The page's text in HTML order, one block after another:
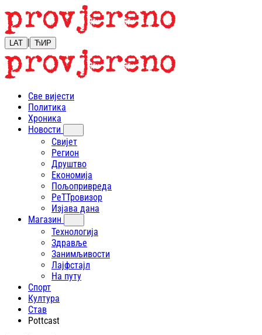
LAT | ЋИР
Све вијести
Политика
Хроника
Новости
Свијет
Регион
Друштво
Економија
Пољопривреда
РеТТровизор
Изјава дана
Магазин
Технологија
Здравље
Занимљивости
Лајфстajл
На путу
Спорт
Култура
Став
Pottcast